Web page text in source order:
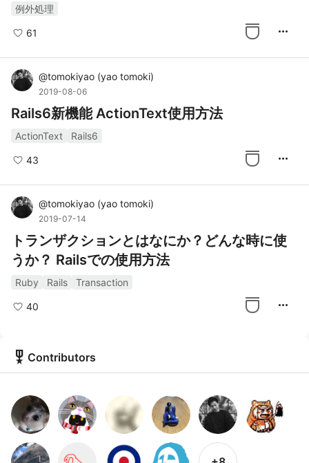
例外処理
61 more_horiz
@tomokiyao (yao tomoki)
2019-08-06
Rails6新機能 ActionText使用方法
ActionText Rails6
43 more_horiz
@tomokiyao (yao tomoki)
2019-07-14
トランザクションとはなにか？どんな時に使
うか？ Railsでの使用方法
Ruby Rails Transaction
40 more_horiz
military_tech Contributors